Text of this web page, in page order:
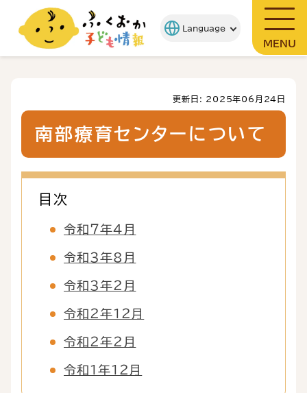
MENU
更新日: 2025年06月24日
南部療育センターについて
目次
令和７年４月
令和３年8月
令和３年２月
令和２年１２月
令和２年２月
令和１年１２月